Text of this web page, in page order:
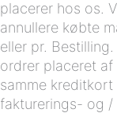
placerer hos os.
annullere købte
eller pr.
ordrer placeret af
samme
fakturerings- og